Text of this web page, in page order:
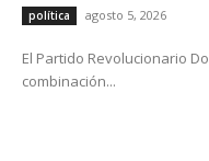
política agosto 5, 2026
El Partido Revolucionario
combinación...